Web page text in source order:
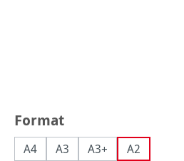
Sélectionnez
Format
A4 A3 A3+
A2